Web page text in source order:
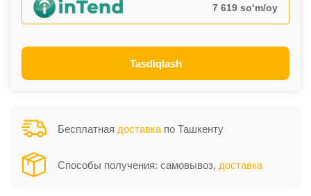
7 619 so‘m/oy
Tasdiqlash
Бесплатная доставка по Ташкенту
Способы получения: самовывоз, доставка